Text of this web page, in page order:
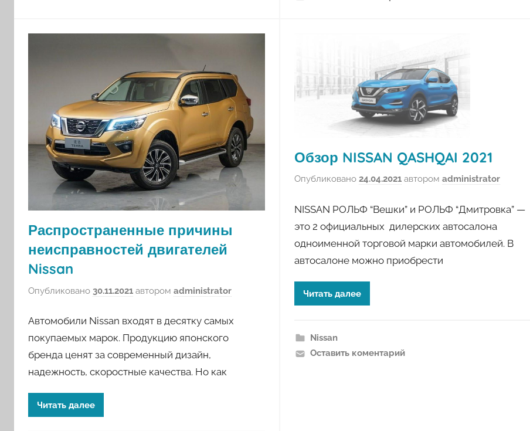
Распространенные причины
неисправностей двигателей
Nissan
Опубликовано 30.11.2021 автором administrator
Автомобили Nissan входят в десятку самых
покупаемых марок. Продукцию японского
бренда ценят за современный дизайн,
надежность, скоростные качества. Но как
Читать далее
Обзор NISSAN QASHQAI 2021
Опубликовано 24.04.2021автором administrator
NISSAN РОЛЬФ “Вешки” и РОЛЬФ “Дмитровка” —
это 2 официальных дилерских автосалона
одноименной торговой марки автомобилей. В
автосалоне можно приобрести
Читать далее
Nissan
Оставить коментарий